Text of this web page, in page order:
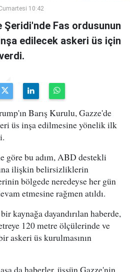
10:42
Şeridi'nde Fas ordusunun
edilecek askeri üs için
Barış Kurulu, Gazze'de
üs inşa edilmesine yönelik ilk
göre bu adım, ABD destekli
ilişkin belirsizliklerin
bölgede neredeyse her gün
etmesine rağmen atıldı.
kaynağa dayandırılan haberde,
120 metre ölçülerinde ve
askeri üs kurulmasının